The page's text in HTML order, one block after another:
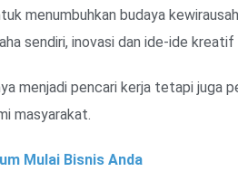
menumbuhkan budaya
sendiri, inovasi dan ide-ide
menjadi pencari kerja tetapi juga
masyarakat.
Mulai Bisnis Anda